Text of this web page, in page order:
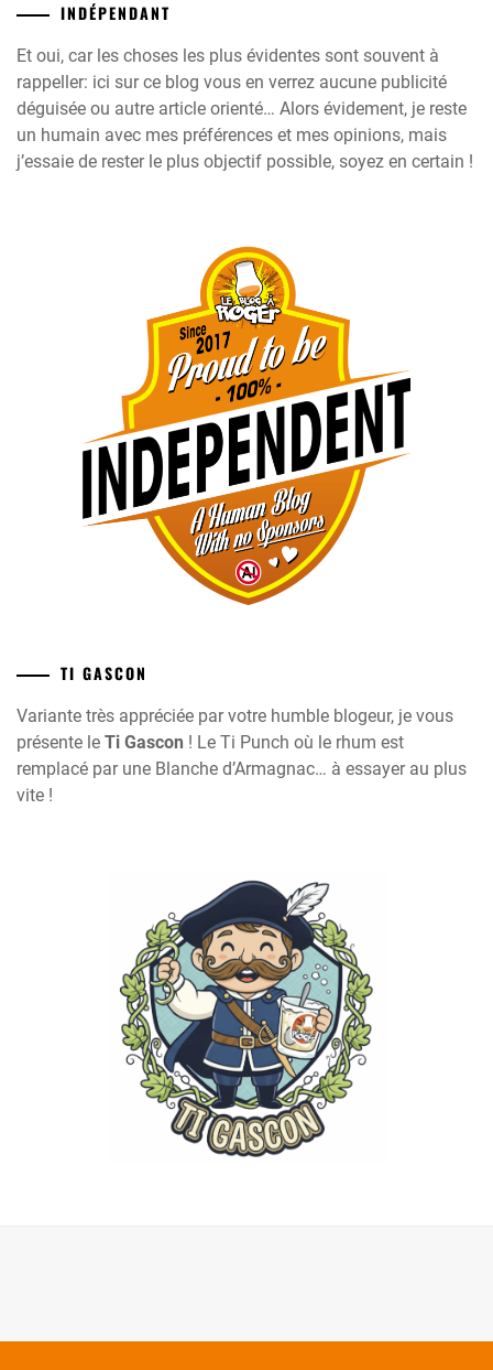
INDÉPENDANT
Et oui, car les choses les plus évidentes sont souvent à
rappeller: ici sur ce blog vous en verrez aucune publicité
déguisée ou autre article orienté… Alors évidement, je reste
un humain avec mes préférences et mes opinions, mais
j’essaie de rester le plus objectif possible, soyez en certain !
TI GASCON
Variante très appréciée par votre humble blogeur, je vous
présente le Ti Gascon ! Le Ti Punch où le rhum est
remplacé par une Blanche d’Armagnac… à essayer au plus
vite !